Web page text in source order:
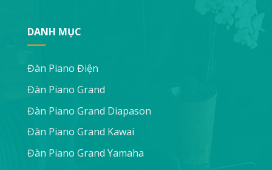
DANH MỤC
Đàn Piano Điện
Đàn Piano Grand
Đàn Piano Grand Diapason
Đàn Piano Grand Kawai
Đàn Piano Grand Yamaha